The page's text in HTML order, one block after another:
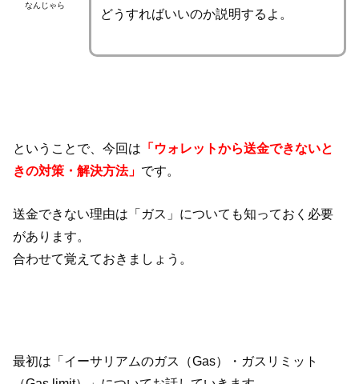
なんじゃら
どうすればいいのか説明するよ。
ということで、今回は 「ウォレットから送金できないと
きの対策・解決方法」 です。
送金できない理由は「ガス」についても知っておく必要
があります。
合わせて覚えておきましょう。
最初は「イーサリアムのガス（Gas）・ガスリミット